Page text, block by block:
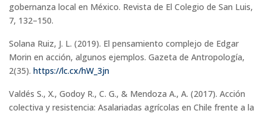
gobernanza local en México. Revista de El Colegio de San Luis,
7, 132–150.
Solana Ruiz, J. L. (2019). El pensamiento complejo de Edgar
Morin en acción, algunos ejemplos. Gazeta de Antropología,
2(35). https://lc.cx/hW_3jn
Valdés S., X., Godoy R., C. G., & Mendoza A., A. (2017). Acción
colectiva y resistencia: Asalariadas agrícolas en Chile frente a la